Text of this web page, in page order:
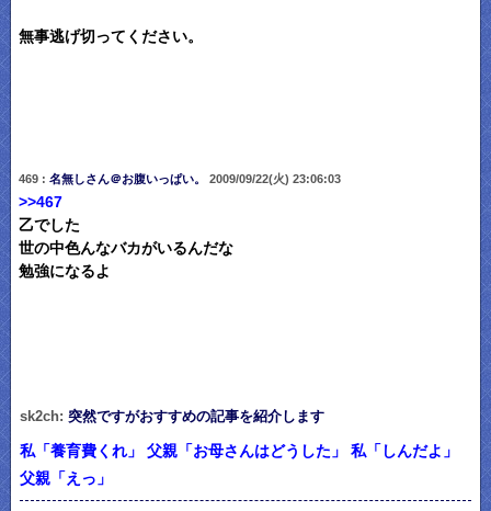
無事逃げ切ってください。
469 : 名無しさん＠お腹いっぱい。 2009/09/22(火) 23:06:03
>>467
乙でした
世の中色んなバカがいるんだな
勉強になるよ
sk2ch: 突然ですがおすすめの記事を紹介します
私「養育費くれ」 父親「お母さんはどうした」 私「しんだよ」
父親「えっ」